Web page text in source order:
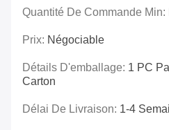
Quantité De Commande Min:
Prix: Négociable
Détails D'emballage: 1 PC
Carton
Délai De Livraison: 1-4